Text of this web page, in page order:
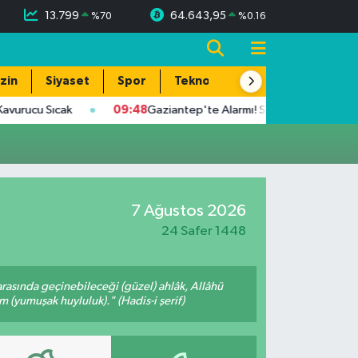
13.799 %70 64.643,95 %0.16
Siyaset Spor Teknoloji
Sıcak 09:48Gaziantep'te Alarmı! Sıcaklık 39 Dereceye
7 Ağustos 2026
24 Safer 1448
geçinebileceği (güzel) ahlâk, Allâhü
(yumuşak huyluluk)." (Hadis-i şerif)